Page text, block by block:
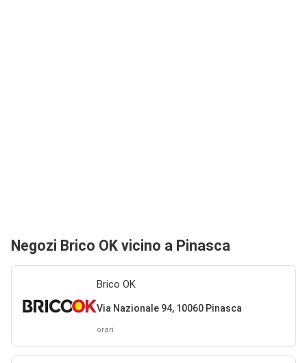
Negozi Brico OK vicino a Pinasca
Brico OK
Via Nazionale 94, 10060 Pinasca
orari